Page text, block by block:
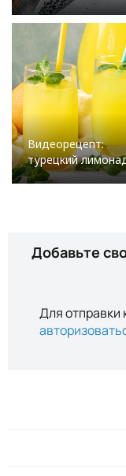
Видеорецепт:
турецкий
Добавьте
Для отправки